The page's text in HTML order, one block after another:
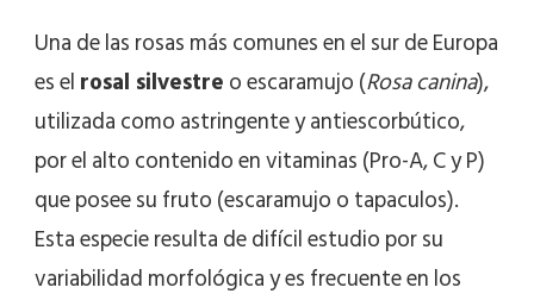
Una de las rosas más comunes en el sur de Europa
es elrosal silvestreo escaramujo (Rosa canina),
utilizada como astringente y antiescorbútico,
por el alto contenido en vitaminas (Pro-A, C y P)
que posee su fruto (escaramujo o tapaculos).
Esta especie resulta de difícil estudio por su
variabilidad morfológica y es frecuente en los